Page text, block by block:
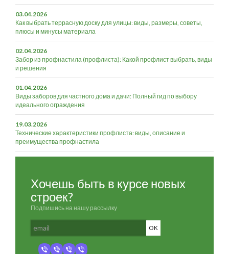
03.04.2026
Как выбрать террасную доску для улицы: виды, размеры, советы,
плюсы и минусы материала
02.04.2026
Забор из профнастила (профлиста): Какой профлист выбрать, виды
и решения
01.04.2026
Виды заборов для частного дома и дачи: Полный гид по выбору
идеального ограждения
19.03.2026
Технические характеристики профлиста: виды, описание и
преимущества профнастила
Хочешь быть в курсе новых
строек?
Подпишись на нашу рассылку